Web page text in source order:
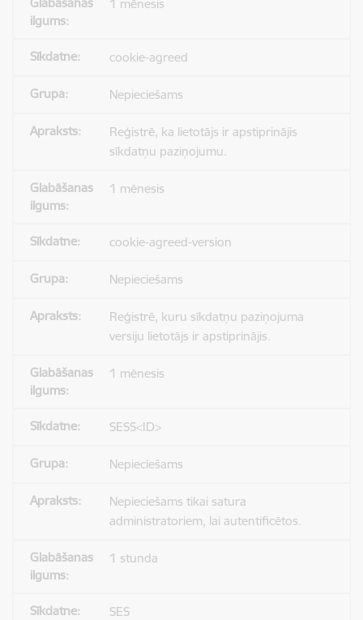
1 mēnesis
cookie-agreed
Nepieciešams
Reģistrē, ka lietotājs ir apstiprinājis
sīkdatņu paziņojumu.
1 mēnesis
cookie-agreed-version
Nepieciešams
Reģistrē, kuru sīkdatņu paziņojuma
versiju lietotājs ir apstiprinājis.
1 mēnesis
SESS<ID>
Nepieciešams
Nepieciešams tikai satura
administratoriem, lai autentificētos.
1 stunda
SES